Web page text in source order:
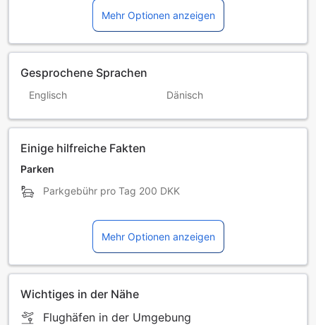
Mehr Optionen anzeigen
Gesprochene Sprachen
Englisch Dänisch
Einige hilfreiche Fakten
Parken
Parkgebühr pro Tag 200 DKK
Mehr Optionen anzeigen
Wichtiges in der Nähe
Flughäfen in der Umgebung